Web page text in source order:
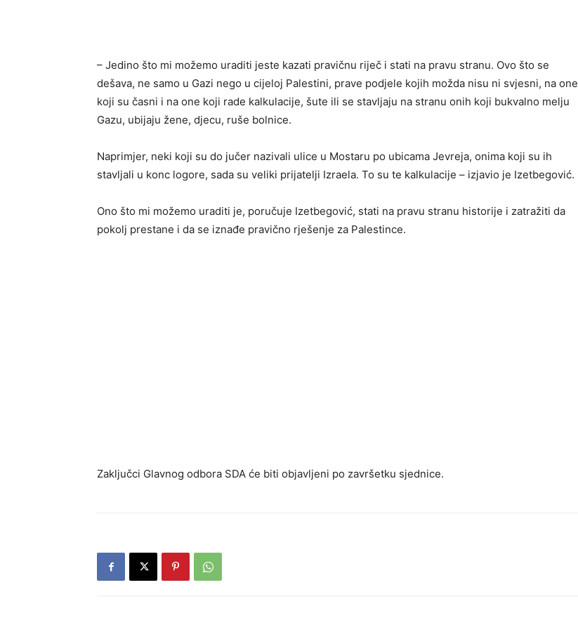
– Jedino što mi možemo uraditi jeste kazati pravičnu riječ i stati na pravu stranu. Ovo što se
dešava, ne samo u Gazi nego u cijeloj Palestini, prave podjele kojih možda nisu ni svjesni, na one
koji su časni i na one koji rade kalkulacije, šute ili se stavljaju na stranu onih koji bukvalno melju
Gazu, ubijaju žene, djecu, ruše bolnice.
Naprimjer, neki koji su do jučer nazivali ulice u Mostaru po ubicama Jevreja, onima koji su ih
stavljali u konc logore, sada su veliki prijatelji Izraela. To su te kalkulacije – izjavio je Izetbegović.
Ono što mi možemo uraditi je, poručuje Izetbegović, stati na pravu stranu historije i zatražiti da
pokolj prestane i da se iznađe pravično rješenje za Palestince.
Zaključci Glavnog odbora SDA će biti objavljeni po završetku sjednice.